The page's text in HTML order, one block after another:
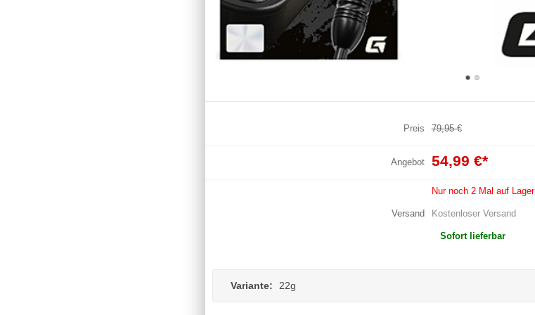
Preis 79,95 €
Angebot 54,99 €*
Nur noch 2 Mal auf Lager
Versand Kostenloser Versand
Sofort lieferbar
Variante: 22g